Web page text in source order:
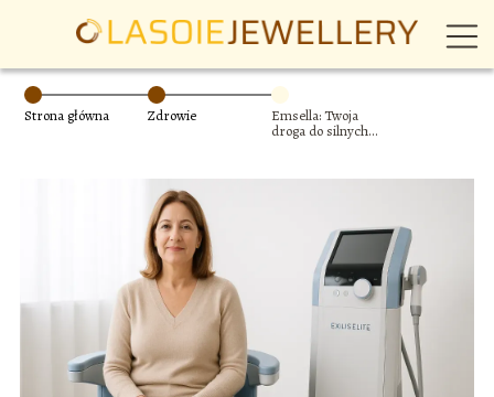
Strona główna Zdrowie
Emsella: Twoja
droga do silnych
wolności od